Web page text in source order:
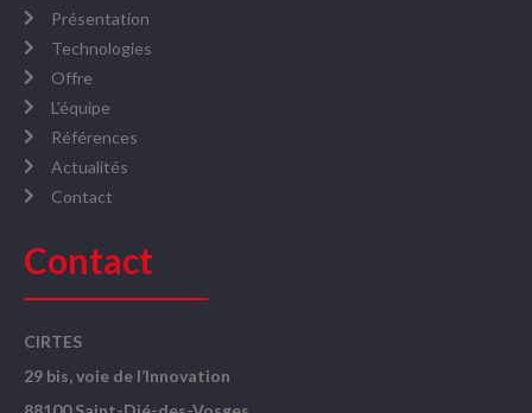
Présentation
Technologies
Offre
L'équipe
Références
Actualités
Contact
Contact
CIRTES
29 bis, voie de l’Innovation